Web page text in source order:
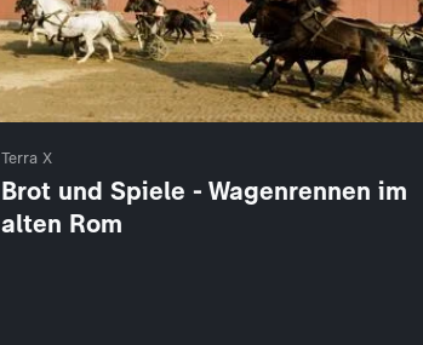
Terra X
Brot und Spiele - Wagenrennen im
alten Rom